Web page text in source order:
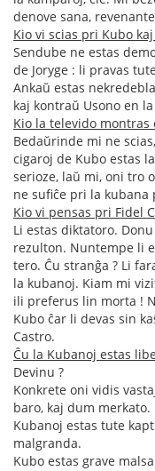
denove sana,
Kio vi scias pri Kubo
Sendube ne estas
de Joryge : li pravas
Ankaŭ estas
kaj kontraŭ Usono en
Kio la televido montras
Bedaŭrinde mi ne
cigaroj de Kubo estas
serioze, laŭ mi, oni tro
ne sufiĉe pri la kubana
Kio vi pensas pri Fidel
Li estas diktatoro.
rezulton. Nuntempe li
tero. Ĉu stranĝa ? Li
la kubanoj. Kiam mi
ili preferus lin morta !
Kubo ĉar li devas sin
Castro.
Ĉu la Kubanoj estas
Devinu ?
Konkrete oni vidis
baro, kaj dum merkato.
Kubanoj estas tute
malgranda.
Kubo estas grave